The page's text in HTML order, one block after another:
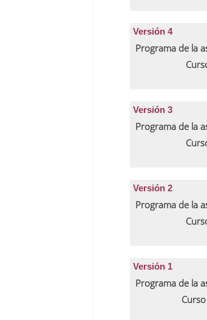
Versión 4
Programa de la
Versión 3
Programa de la
Versión 2
Programa de la
Versión 1
Programa de la